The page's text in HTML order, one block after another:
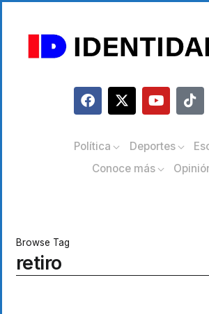
Política Deportes
Conoce más
Browse Tag
retiro